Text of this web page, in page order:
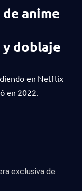
anime
doblaje
en Netflix
en 2022.
exclusiva de